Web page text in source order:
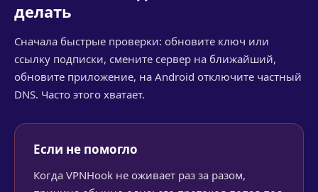
делать
Сначала быстрые проверки: обновите ключ или
ссылку подписки, смените сервер на ближайший,
обновите приложение, на Android отключите частный
DNS. Часто этого хватает.
Если не помогло
Когда VPNHook не оживает раз за разом,